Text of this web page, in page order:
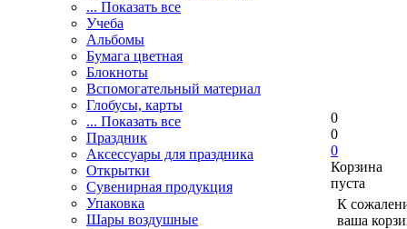
... Показать все
Учеба
Альбомы
Бумага цветная
Блокноты
Вспомогательный материал
Глобусы, карты
... Показать все
Праздник
Аксессуары для праздника
Открытки
Сувенирная продукция
Упаковка
Шары воздушные
0
0
0
Корзина
пуста
К
ваша